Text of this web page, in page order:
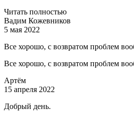
Читать полностью
Вадим Кожевников
5 мая 2022
Все хорошо, с возвратом проблем
Все хорошо, с возвратом проблем
Артём
15 апреля 2022
Добрый день.